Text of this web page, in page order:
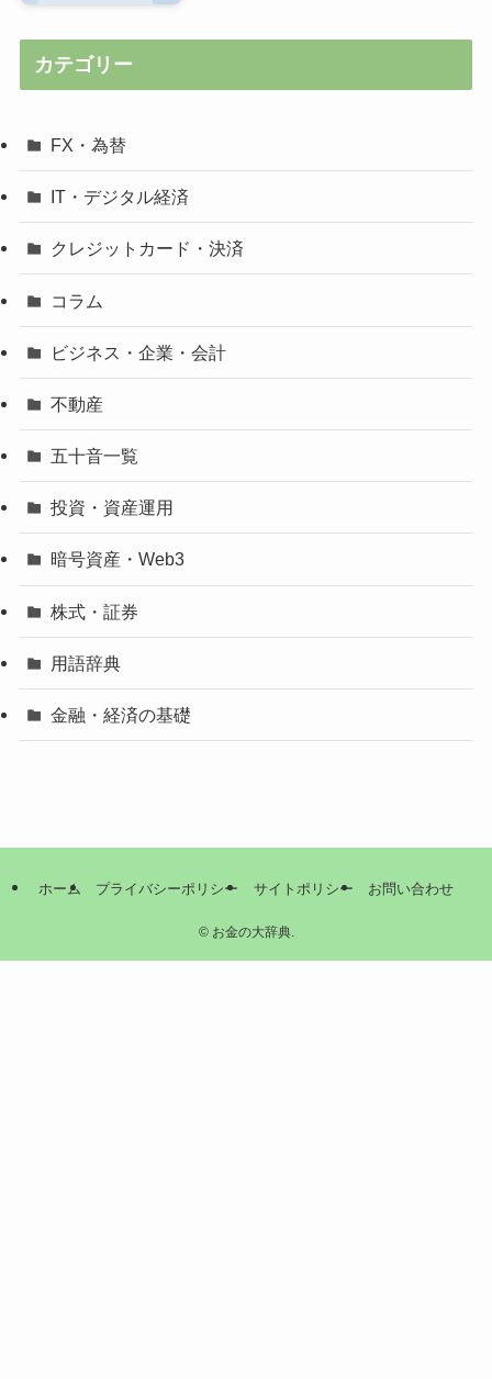
カテゴリー
FX・為替
IT・デジタル経済
クレジットカード・決済
コラム
ビジネス・企業・会計
不動産
五十音一覧
投資・資産運用
暗号資産・Web3
株式・証券
用語辞典
金融・経済の基礎
ホーム プライバシーポリシー サイトポリシー お問い合わせ
©お金の大辞典.